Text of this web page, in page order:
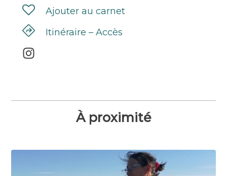
Ajouter au carnet
Itinéraire – Accès
À proximité